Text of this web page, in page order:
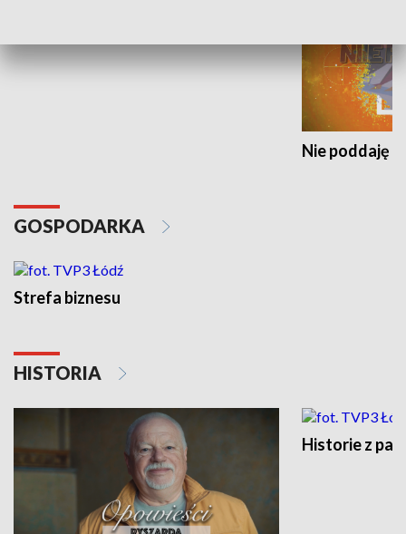
Nie poddaję
GOSPODARKA
Strefa biznesu
HISTORIA
Historie z